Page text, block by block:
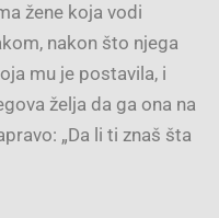
žene koja vodi
nakon što njega
mu je postavila, i
želja da ga ona na
„Da li ti znaš šta